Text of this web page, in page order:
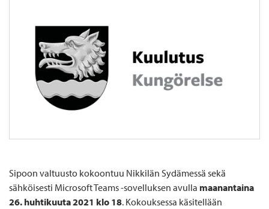
Sipoon valtuusto kokoontuu Nikkilän Sydämessä sekä
sähköisesti Microsoft Teams ‑sovelluksen avulla maanantaina
26. huhtikuuta 2021 klo 18. Kokouksessa käsitellään